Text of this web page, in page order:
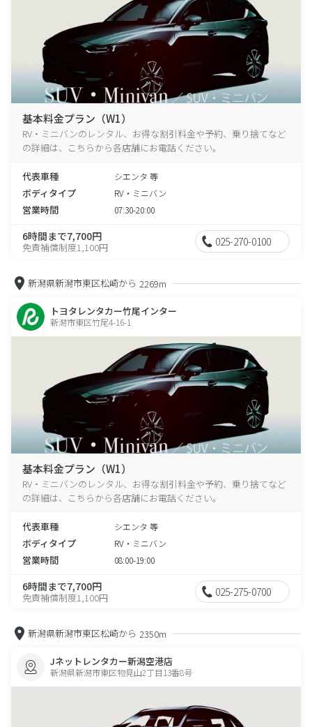
基本料金プラン（W1）
RV・ミニバンのレンタル、お得な割引料金や予約、乗り捨てなど
の詳細は、こちらから各店舗にお電話ください。
代表車種 シエンタ 等
ボディタイプ RV・ミニバン
営業時間 07:30-20:00
6時間まで7,700円
免責補償制度1,100円 025-270-0100
新潟県新潟市東区松崎から 2269m
トヨタレンタカー竹尾インター
新潟市東区竹尾4-16-1
基本料金プラン（W1）
RV・ミニバンのレンタル、お得な割引料金や予約、乗り捨てなど
の詳細は、こちらから各店舗にお電話ください。
代表車種 シエンタ 等
ボディタイプ RV・ミニバン
営業時間 08:00-19:00
6時間まで7,700円
免責補償制度1,100円 025-275-0700
新潟県新潟市東区松崎から 2350m
Jネットレンタカー新潟空港店
新潟県新潟市東区物見山2丁目13番8号